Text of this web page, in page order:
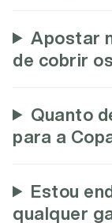
Apostar
de cobrir
Quanto
para a
Estou
qualquer